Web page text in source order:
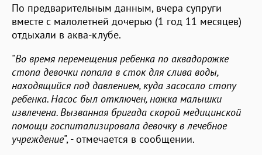
По предварительным данным, вчера супруги
вместе с малолетней дочерью (1 год 11 месяцев)
отдыхали в аква-клубе.
"Во время перемещения ребенка по аквадорожке
стопа девочки попала в сток для слива воды,
находящийся под давлением, куда засосало стопу
ребенка. Насос был отключен, ножка малышки
извлечена. Вызванная бригада скорой медицинской
помощи госпитализировала девочку в лечебное
учреждение", - отмечается в сообщении.